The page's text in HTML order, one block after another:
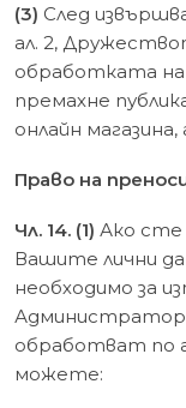
(3) След
ал. 2,
обработката
премахне
онлайн
Право на
Чл. 14. (1) Ако сте
Вашите лични
необходимо за
обработват по
можете: